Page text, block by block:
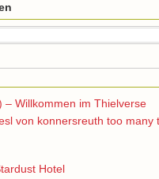
– Willkommen im Thielverse
von konnersreuth too many
Hotel